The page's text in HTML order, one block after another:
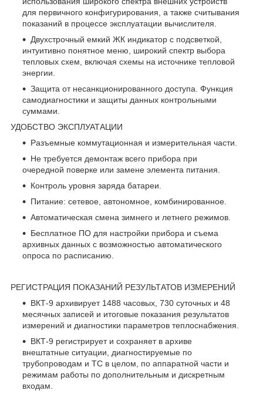
для первичного конфигурирования, а также считывания
показаний в процессе эксплуатации вычислителя.
Двухстрочный емкий ЖК индикатор с подсветкой,
интуитивно понятное меню, широкий спектр выбора
тепловых схем, включая схемы на источнике тепловой
энергии.
Защита от несанкционированного доступа. Функция
самодиагностики и защиты данных контрольными
суммами.
УДОБСТВО ЭКСПЛУАТАЦИИ
Разъемные коммутационная и измерительная части.
Не требуется демонтаж всего прибора при
очередной поверке или замене элемента питания.
Контроль уровня заряда батареи.
Питание: сетевое, автономное, комбинированное.
Автоматическая смена зимнего и летнего режимов.
Бесплатное ПО для настройки прибора и съема
архивных данных с возможностью автоматического
опроса по расписанию.
РЕГИСТРАЦИЯ ПОКАЗАНИЙ РЕЗУЛЬТАТОВ ИЗМЕРЕНИЙ
ВКТ-9 архивирует 1488 часовых, 730 суточных и 48
месячных записей и итоговые показания результатов
измерений и диагностики параметров теплоснабжения.
ВКТ-9 регистрирует и сохраняет в архиве
внештатные ситуации, диагностируемые по
трубопроводам и ТС в целом, по аппаратной части и
режимам работы по дополнительным и дискретным
входам.